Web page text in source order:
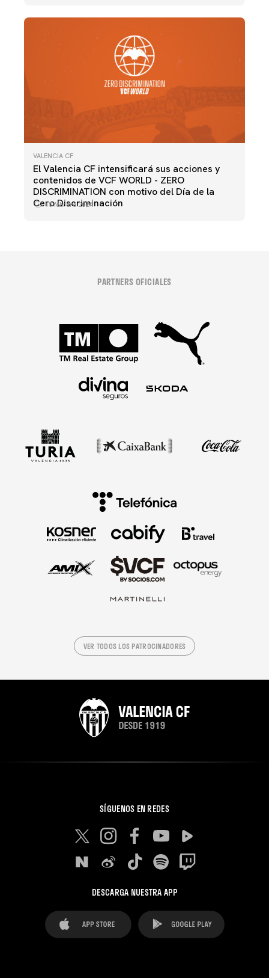
VALENCIA CF
El Valencia CF intensificará sus acciones y
contenidos de VCF WORLD - ZERO
DISCRIMINATION con motivo del Día de la
Cero Discriminación
15 febrero 2024
PARTNERS OFICIALES
VER TODOS LOS PATROCINADORES
SÍGUENOS EN REDES
DESCARGA NUESTRA APP